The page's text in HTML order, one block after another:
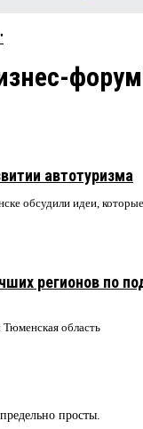
автотуризма
обсудили идеи,
регионов по
область
просты.